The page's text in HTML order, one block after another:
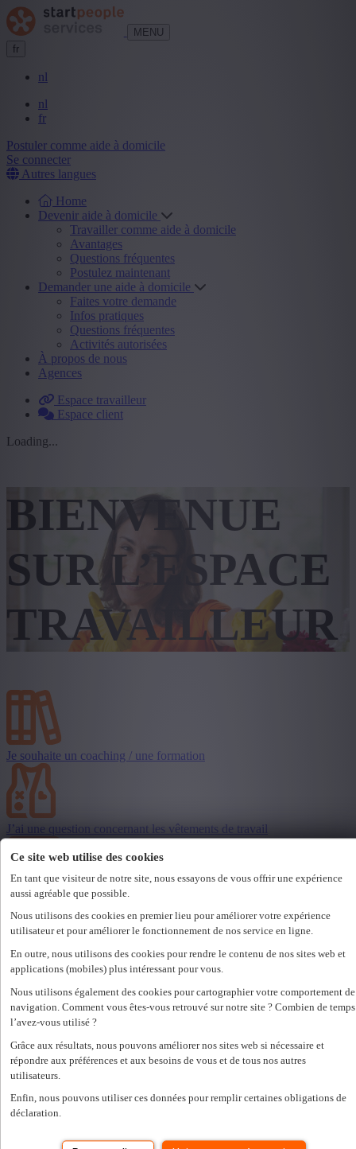
Ce site web utilise des cookies
En tant que visiteur de notre site, nous essayons de vous offrir une expérience
aussi agréable que possible.
Nous utilisons des cookies en premier lieu pour améliorer votre expérience
utilisateur et pour améliorer le fonctionnement de nos service en ligne.
En outre, nous utilisons des cookies pour rendre le contenu de nos sites web et
applications (mobiles) plus intéressant pour vous.
Nous utilisons également des cookies pour cartographier votre comportement de
navigation. Comment vous êtes-vous retrouvé sur notre site ? Combien de temps
l’avez-vous utilisé ?
Grâce aux résultats, nous pouvons améliorer nos sites web si nécessaire et
répondre aux préférences et aux besoins de vous et de tous nos autres
utilisateurs.
Enfin, nous pouvons utiliser ces données pour remplir certaines obligations de
déclaration.
MENU
fr
nl
nl
fr
Postuler comme aide à domicile
Se connecter
Autres langues
Home
Devenir aide à domicile
Travailler comme aide à domicile
Avantages
Questions fréquentes
Postulez maintenant
Demander une aide à domicile
Faites votre demande
Infos pratiques
Questions fréquentes
Activités autorisées
À propos de nous
Agences
Espace travailleur
Espace client
Loading...
BIENVENUE
SUR L’ESPACE
TRAVAILLEUR
Je souhaite un coaching / une formation
J’ai une question concernant les vêtements de travail
J’ai une question générale
J’ai une plainte
Demander des congés